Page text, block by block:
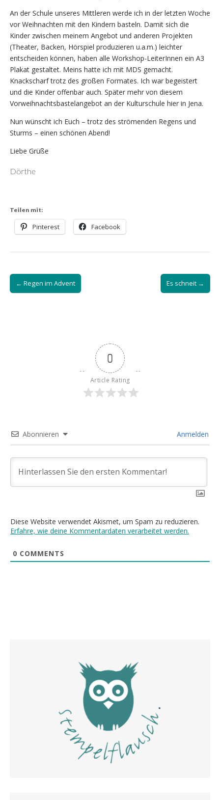
An der Schule unseres Mittleren werde ich in der letzten Woche
vor Weihnachten mit den Kindern basteln. Damit sich die
Kinder zwischen meinem Angebot und anderen Projekten
(Theater, Backen, Hörspiel produzieren u.a.m.) leichter
entscheiden können, haben alle Workshop-LeiterInnen ein A3
Plakat gestaltet. Meins hatte ich mit MDS gemacht.
Knackscharf trotz des großen Formates. Ich war begeistert
und die Kinder offenbar auch. Später mehr von diesem
Vorweihnachtsbastelangebot an der Kulturschule hier in Jena.
Nun wünscht ich Euch – trotz des strömenden Regens und
Sturms – einen schönen Abend!
Liebe Grüße
Dörthe
Teilen mit:
Pinterest Facebook
Post
navigation
← Regen im Advent Es schneit →
0
Article Rating
Abonnieren Anmelden
Diese Website verwendet Akismet, um Spam zu reduzieren.
Erfahre, wie deine Kommentardaten verarbeitet werden.
0 COMMENTS